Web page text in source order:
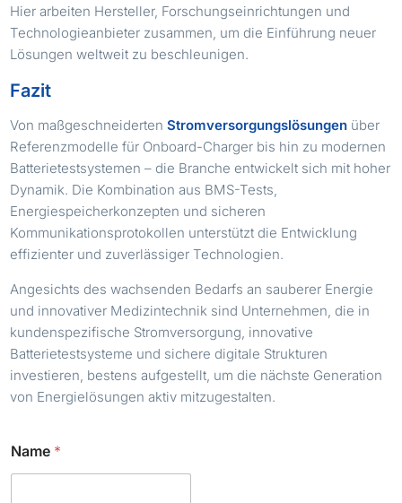
Hier arbeiten Hersteller, Forschungseinrichtungen und
Technologieanbieter zusammen, um die Einführung neuer
Lösungen weltweit zu beschleunigen.
Fazit
Von maßgeschneidertenStromversorgungslösungen über
Referenzmodelle für Onboard-Charger bis hin zu modernen
Batterietestsystemen – die Branche entwickelt sich mit hoher
Dynamik. Die Kombination aus BMS-Tests,
Energiespeicherkonzepten und sicheren
Kommunikationsprotokollen unterstützt die Entwicklung
effizienter und zuverlässiger Technologien.
Angesichts des wachsenden Bedarfs an sauberer Energie
und innovativer Medizintechnik sind Unternehmen, die in
kundenspezifische Stromversorgung, innovative
Batterietestsysteme und sichere digitale Strukturen
investieren, bestens aufgestellt, um die nächste Generation
von Energielösungen aktiv mitzugestalten.
Name *